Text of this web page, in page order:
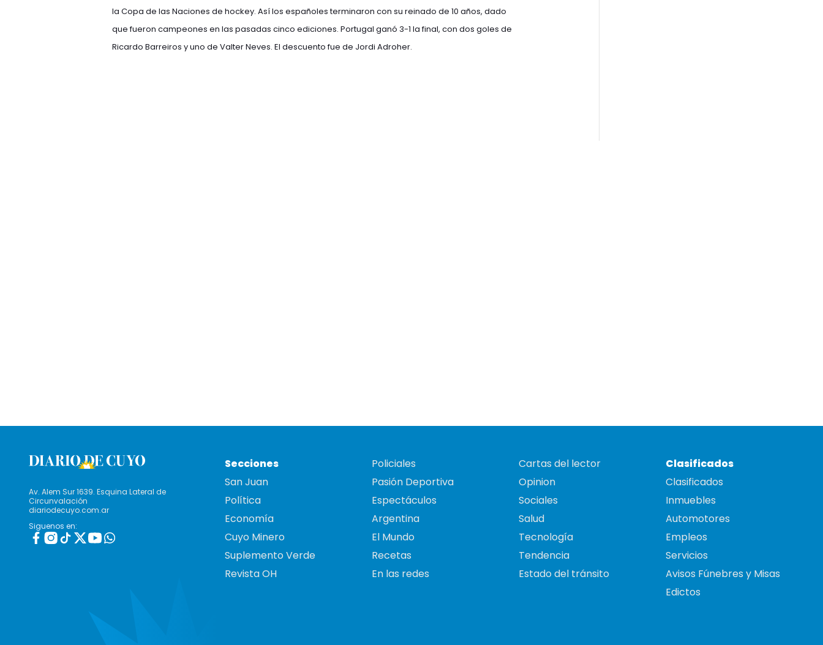
la Copa de las Naciones de hockey. Así los españoles terminaron con su reinado de 10 años, dado
que fueron campeones en las pasadas cinco ediciones. Portugal ganó 3-1 la final, con dos goles de
Ricardo Barreiros y uno de Valter Neves. El descuento fue de Jordi Adroher.
Av. Alem Sur 1639. Esquina Lateral de
Circunvalación
diariodecuyo.com.ar
Siguenos en:
Secciones
San Juan
Política
Economía
Cuyo Minero
Suplemento Verde
Revista OH
Policiales
Pasión Deportiva
Espectáculos
Argentina
El Mundo
Recetas
En las redes
Cartas del lector
Opinion
Sociales
Salud
Tecnología
Tendencia
Estado del tránsito
Clasificados
Clasificados
Inmuebles
Automotores
Empleos
Servicios
Avisos Fúnebres y Misas
Edictos